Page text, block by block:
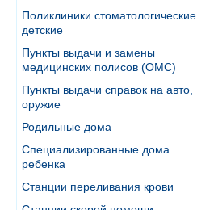
Поликлиники стоматологические
детские
Пункты выдачи и замены
медицинских полисов (ОМС)
Пункты выдачи справок на авто,
оружие
Родильные дома
Специализированные дома
ребенка
Станции переливания крови